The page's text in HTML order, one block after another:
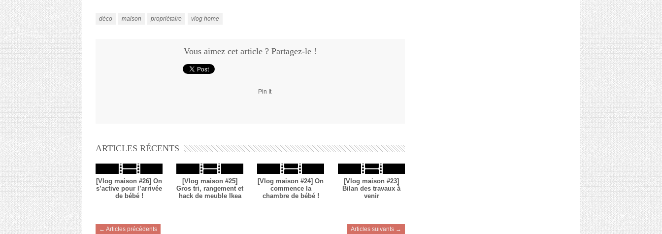
déco maison propriétaire vlog home
Vous aimez cet article ? Partagez-le !
Pin It
ARTICLES RÉCENTS
[Vlog maison #26] On
s’active pour l’arrivée
de bébé !
[Vlog maison #25]
Gros tri, rangement et
hack de meuble Ikea
[Vlog maison #24] On
commence la
chambre de bébé !
[Vlog maison #23]
Bilan des travaux à
venir
← Articles précédents Articles suivants →